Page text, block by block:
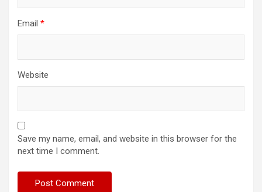
Email *
Website
Save my name, email, and website in this browser for the
next time I comment.